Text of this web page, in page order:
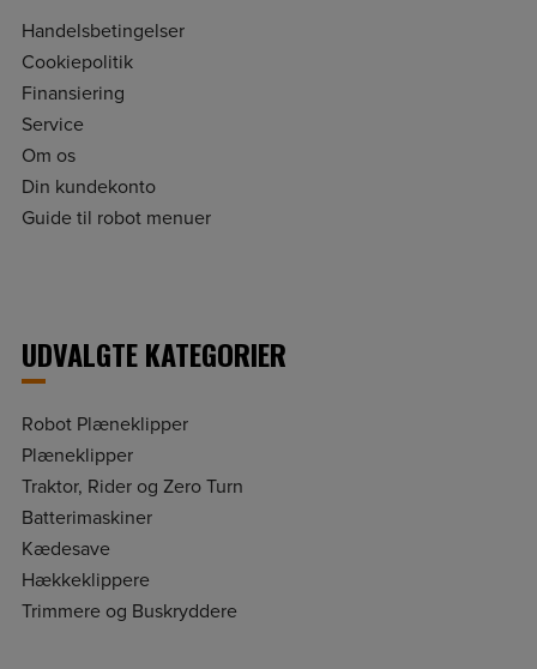
Handelsbetingelser
Cookiepolitik
Finansiering
Service
Om os
Din kundekonto
Guide til robot menuer
UDVALGTE KATEGORIER
Robot Plæneklipper
Plæneklipper
Traktor, Rider og Zero Turn
Batterimaskiner
Kædesave
Hækkeklippere
Trimmere og Buskryddere